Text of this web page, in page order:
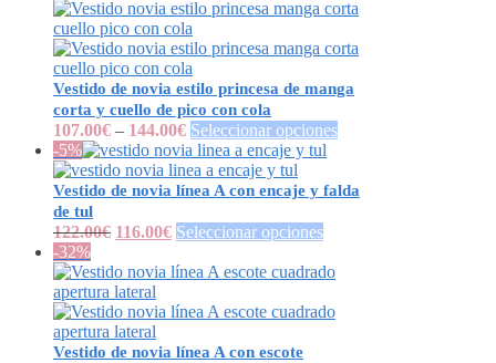
Vestido de novia estilo princesa de manga
corta y cuello de pico con cola
107.00€ – 144.00€ Seleccionar opciones
-5%
Vestido de novia línea A con encaje y falda
de tul
122.00€ 116.00€ Seleccionar opciones
-32%
Vestido de novia línea A con escote